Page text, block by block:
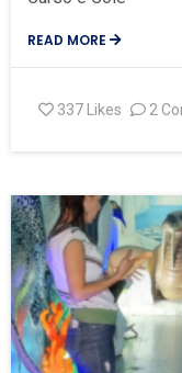
READ MORE
337 Likes 2